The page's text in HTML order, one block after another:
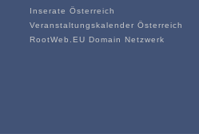
Inserate Österreich
Veranstaltungskalender Österreich
RootWeb.EU Domain Netzwerk